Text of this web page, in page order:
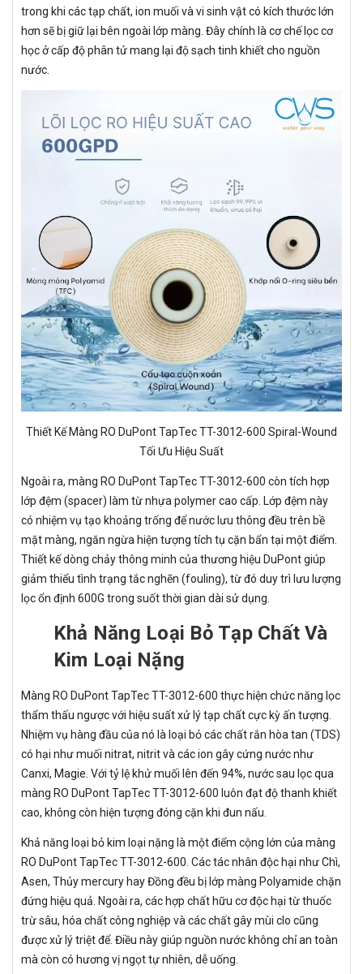
trong khi các tạp chất, ion muối và vi sinh vật có kích thước lớn
hơn sẽ bị giữ lại bên ngoài lớp màng. Đây chính là cơ chế lọc cơ
học ở cấp độ phân tử mang lại độ sạch tinh khiết cho nguồn
nước.
Thiết Kế Màng RO DuPont TapTec TT-3012-600 Spiral-Wound
Tối Ưu Hiệu Suất
Ngoài ra, màng RO DuPont TapTec TT-3012-600 còn tích hợp
lớp đệm (spacer) làm từ nhựa polymer cao cấp. Lớp đệm này
có nhiệm vụ tạo khoảng trống để nước lưu thông đều trên bề
mặt màng, ngăn ngừa hiện tượng tích tụ cặn bẩn tại một điểm.
Thiết kế dòng chảy thông minh của thương hiệu DuPont giúp
giảm thiểu tình trạng tắc nghẽn (fouling), từ đó duy trì lưu lượng
lọc ổn định 600G trong suốt thời gian dài sử dụng.
Khả Năng Loại Bỏ Tạp Chất Và
Kim Loại Nặng
Màng RO DuPont TapTec TT-3012-600 thực hiện chức năng lọc
thẩm thấu ngược với hiệu suất xử lý tạp chất cực kỳ ấn tượng.
Nhiệm vụ hàng đầu của nó là loại bỏ các chất rắn hòa tan (TDS)
có hại như muối nitrat, nitrit và các ion gây cứng nước như
Canxi, Magie. Với tỷ lệ khử muối lên đến 94%, nước sau lọc qua
màng RO DuPont TapTec TT-3012-600 luôn đạt độ thanh khiết
cao, không còn hiện tượng đóng cặn khi đun nấu.
Khả năng loại bỏ kim loại nặng là một điểm cộng lớn của màng
RO DuPont TapTec TT-3012-600. Các tác nhân độc hại như Chì,
Asen, Thủy mercury hay Đồng đều bị lớp màng Polyamide chặn
đứng hiệu quả. Ngoài ra, các hợp chất hữu cơ độc hại từ thuốc
trừ sâu, hóa chất công nghiệp và các chất gây mùi clo cũng
được xử lý triệt để. Điều này giúp nguồn nước không chỉ an toàn
mà còn có hương vị ngọt tự nhiên, dễ uống.